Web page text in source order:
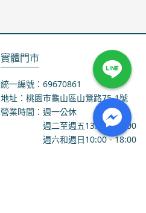
實體門市
統一編號：69670861
地址：桃園市龜山區山鶯路75-1號
營業時間：週一公休
週二至週五13:00 - 18:00
週六和週日10:00 - 18:00